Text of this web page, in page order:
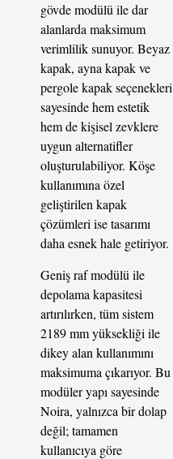
gövde modülü ile dar
alanlarda maksimum
verimlilik sunuyor. Beyaz
kapak, ayna kapak ve
pergole kapak seçenekleri
sayesinde hem estetik
hem de kişisel zevklere
uygun alternatifler
oluşturulabiliyor. Köşe
kullanımına özel
geliştirilen kapak
çözümleri ise tasarımı
daha esnek hale getiriyor.
Geniş raf modülü ile
depolama kapasitesi
artırılırken, tüm sistem
2189 mm yüksekliği ile
dikey alan kullanımını
maksimuma çıkarıyor. Bu
modüler yapı sayesinde
Noira, yalnızca bir dolap
değil; tamamen
kullanıcıya göre